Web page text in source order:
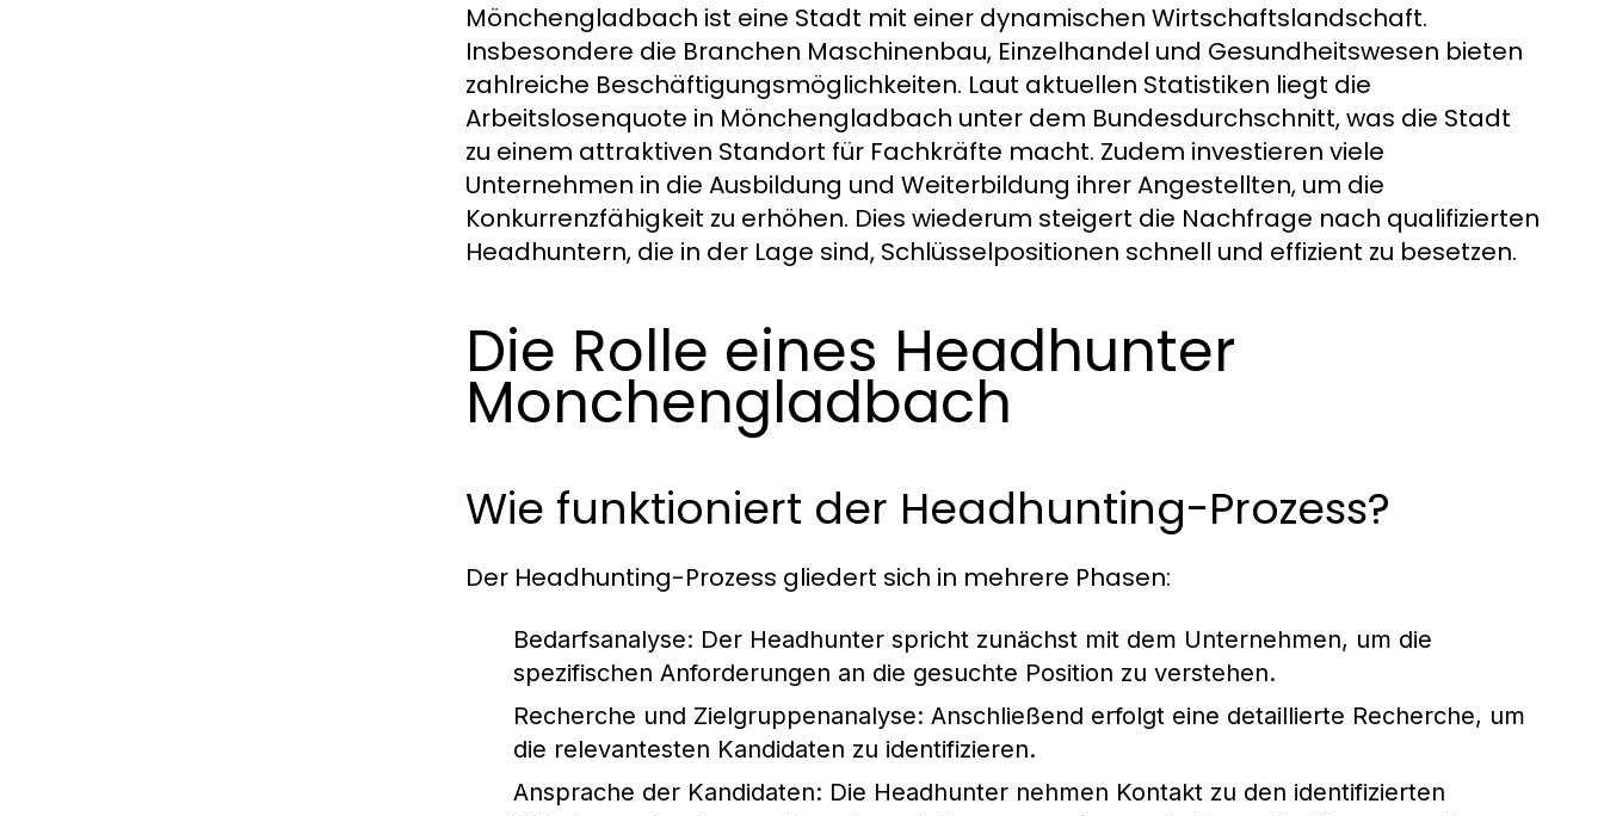
Mönchengladbach ist eine Stadt mit einer dynamischen Wirtschaftslandschaft.
Insbesondere die Branchen Maschinenbau, Einzelhandel und Gesundheitswesen bieten
zahlreiche Beschäftigungsmöglichkeiten. Laut aktuellen Statistiken liegt die
Arbeitslosenquote in Mönchengladbach unter dem Bundesdurchschnitt, was die Stadt
zu einem attraktiven Standort für Fachkräfte macht. Zudem investieren viele
Unternehmen in die Ausbildung und Weiterbildung ihrer Angestellten, um die
Konkurrenzfähigkeit zu erhöhen. Dies wiederum steigert die Nachfrage nach qualifizierten
Headhuntern, die in der Lage sind, Schlüsselpositionen schnell und effizient zu besetzen.
Die Rolle eines Headhunter
Monchengladbach
Wie funktioniert der Headhunting-Prozess?
Der Headhunting-Prozess gliedert sich in mehrere Phasen:
Bedarfsanalyse: Der Headhunter spricht zunächst mit dem Unternehmen, um die
spezifischen Anforderungen an die gesuchte Position zu verstehen.
Recherche und Zielgruppenanalyse: Anschließend erfolgt eine detaillierte Recherche, um
die relevantesten Kandidaten zu identifizieren.
Ansprache der Kandidaten: Die Headhunter nehmen Kontakt zu den identifizierten